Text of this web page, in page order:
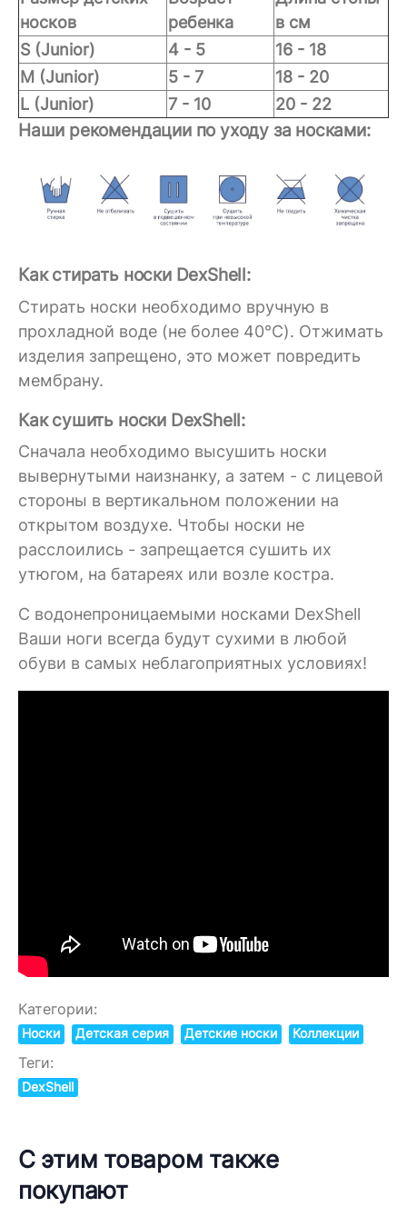
носков
ребенка
в см
S (Junior)
4 - 5
16 - 18
M (Junior)
5 - 7
18 - 20
L (Junior)
7 - 10 20 - 22
Наши рекомендации по уходу за носками:
Как стирать носки DexShell:
Стирать носки необходимо вручную в
прохладной воде (не более 40°C). Отжимать
изделия запрещено, это может повредить
мембрану.
Как сушить носки DexShell:
Сначала необходимо высушить носки
вывернутыми наизнанку, а затем - с лицевой
стороны в вертикальном положении на
открытом воздухе. Чтобы носки не
расслоились - запрещается сушить их
утюгом, на батареях или возле костра.
C водонепроницаемыми носками DexShell
Ваши ноги всегда будут сухими в любой
обуви в самых неблагоприятных условиях!
Категории:
Носки Детская серия Детские носки Коллекции
Теги:
DexShell
С этим товаром также
покупают